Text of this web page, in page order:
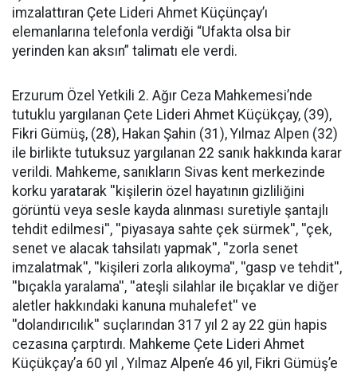
imzalattıran Çete Lideri Ahmet Küçünçay’ı
elemanlarına telefonla verdiği “Ufakta olsa bir
yerinden kan aksın” talimatı ele verdi.
Erzurum Özel Yetkili 2. Ağır Ceza Mahkemesi’nde
tutuklu yargılanan Çete Lideri Ahmet Küçükçay, (39),
Fikri Gümüş, (28), Hakan Şahin (31), Yılmaz Alpen (32)
ile birlikte tutuksuz yargılanan 22 sanık hakkında karar
verildi. Mahkeme, sanıkların Sivas kent merkezinde
korku yaratarak ''kişilerin özel hayatının gizliliğini
görüntü veya sesle kayda alınması suretiyle şantajlı
tehdit edilmesi'', ''piyasaya sahte çek sürmek'', ''çek,
senet ve alacak tahsilatı yapmak'', ''zorla senet
imzalatmak'', ''kişileri zorla alıkoyma'', ''gasp ve tehdit'',
''bıçakla yaralama'', ''ateşli silahlar ile bıçaklar ve diğer
aletler hakkındaki kanuna muhalefet'' ve
''dolandırıcılık'' suçlarından 317 yıl 2 ay 22 gün hapis
cezasına çarptırdı. Mahkeme Çete Lideri Ahmet
Küçükçay’a 60 yıl , Yılmaz Alpen’e 46 yıl, Fikri Gümüş’e